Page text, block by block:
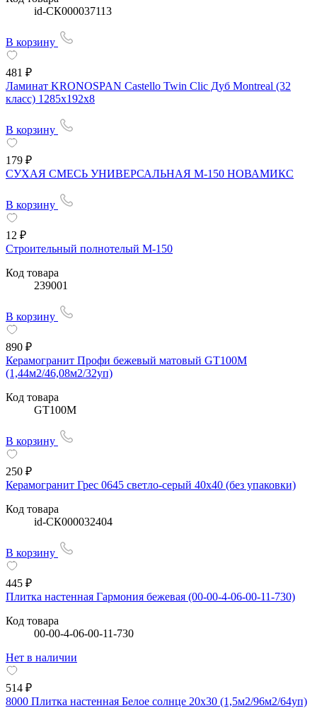
id-СК000037113
В корзину
481 ₽
Ламинат KRONOSPAN Castello Twin Clic Дуб Montreal (32
класс) 1285х192х8
В корзину
179 ₽
СУХАЯ СМЕСЬ УНИВЕРСАЛЬНАЯ М-150 НОВАМИКС
В корзину
12 ₽
Строительный полнотелый М-150
Код товара
239001
В корзину
890 ₽
Керамогранит Профи бежевый матовый GT100M
(1,44м2/46,08м2/32уп)
Код товара
GT100M
В корзину
250 ₽
Керамогранит Грес 0645 светло-серый 40х40 (без упаковки)
Код товара
id-СК000032404
В корзину
445 ₽
Плитка настенная Гармония бежевая (00-00-4-06-00-11-730)
Код товара
00-00-4-06-00-11-730
Нет в наличии
514 ₽
8000 Плитка настенная Белое солнце 20х30 (1,5м2/96м2/64уп)